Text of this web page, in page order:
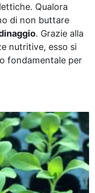
Qualora
di non buttare
. Grazie alla
nutritive, esso si
fondamentale per